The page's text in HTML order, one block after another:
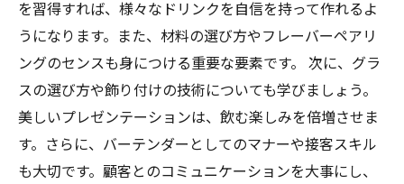
を習得すれば、様々なドリンクを自信を持って作れるよ
うになります。また、材料の選び方やフレーバーペアリ
ングのセンスも身につける重要な要素です。 次に、グラ
スの選び方や飾り付けの技術についても学びましょう。
美しいプレゼンテーションは、飲む楽しみを倍増させま
す。さらに、バーテンダーとしてのマナーや接客スキル
も大切です。顧客とのコミュニケーションを大事にし、